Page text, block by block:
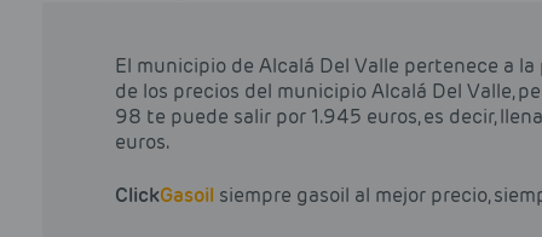
El municipio de Alcalá Del Valle pertenece a
de los precios del municipio Alcalá Del Valle,
98 te puede salir por 1.945 euros, es decir,
euros.
ClickGasoil siempre gasoil al mejor precio,